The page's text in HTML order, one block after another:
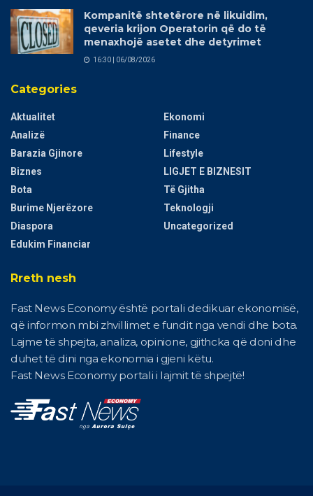
Kompanitë shtetërore në likuidim,
qeveria krijon Operatorin që do të
menaxhojë asetet dhe detyrimet
16:30 | 06/08/2026
Categories
Aktualitet
Analizë
Barazia Gjinore
Biznes
Bota
Burime Njerëzore
Diaspora
Edukim Financiar
Ekonomi
Finance
Lifestyle
LIGJET E BIZNESIT
Të Gjitha
Teknologji
Uncategorized
Rreth nesh
Fast News Economy është portali dedikuar ekonomisë,
që informon mbi zhvillimet e fundit nga vendi dhe bota.
Lajme të shpejta, analiza, opinione, gjithcka që doni dhe
duhet të dini nga ekonomia i gjeni këtu.
Fast News Economy portali i lajmit të shpejtë!